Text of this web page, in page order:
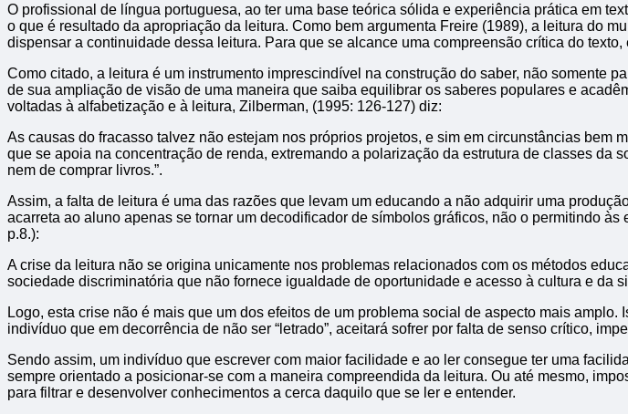
O profissional de língua portuguesa, ao ter uma base teórica sólida e experiência prática em
o que é resultado da apropriação da leitura. Como bem argumenta Freire (1989), a leitura do
dispensar a continuidade dessa leitura. Para que se alcance uma compreensão crítica do
Como citado, a leitura é um instrumento imprescindível na construção do saber, não somente
de sua ampliação de visão de uma maneira que saiba equilibrar os saberes populares e
voltadas à alfabetização e à leitura, Zilberman, (1995: 126-127) diz:
As causas do fracasso talvez não estejam nos próprios projetos, e sim em circunstâncias
que se apoia na concentração de renda, extremando a polarização da estrutura de classes
nem de comprar livros.”.
Assim, a falta de leitura é uma das razões que levam um educando a não adquirir uma
acarreta ao aluno apenas se tornar um decodificador de símbolos gráficos, não o permitindo
p.8.):
A crise da leitura não se origina unicamente nos problemas relacionados com os métodos
sociedade discriminatória que não fornece igualdade de oportunidade e acesso à cultura e da
Logo, esta crise não é mais que um dos efeitos de um problema social de aspecto mais
indivíduo que em decorrência de não ser “letrado”, aceitará sofrer por falta de senso crítico,
Sendo assim, um indivíduo que escrever com maior facilidade e ao ler consegue ter uma
sempre orientado a posicionar-se com a maneira compreendida da leitura. Ou até mesmo,
para filtrar e desenvolver conhecimentos a cerca daquilo que se ler e entender.